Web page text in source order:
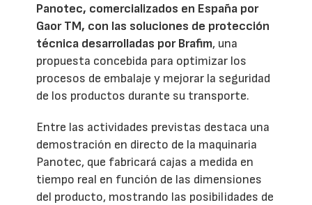
Panotec, comercializados en España por
Gaor TM, con las soluciones de protección
técnica desarrolladas por Brafim, una
propuesta concebida para optimizar los
procesos de embalaje y mejorar la seguridad
de los productos durante su transporte.
Entre las actividades previstas destaca una
demostración en directo de la maquinaria
Panotec, que fabricará cajas a medida en
tiempo real en función de las dimensiones
del producto, mostrando las posibilidades de